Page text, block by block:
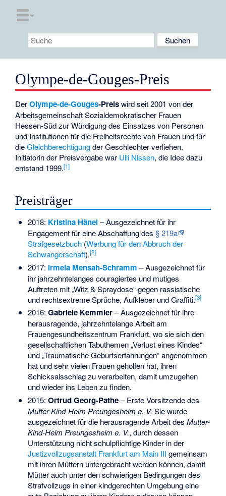
Olympe-de-Gouges-Preis
DerOlympe-de-Gouges-Preiswird seit 2001 von der
Arbeitsgemeinschaft Sozialdemokratischer Frauen
Hessen-Süd zur Würdigung des Einsatzes von Personen
und Institutionen für die Freiheitsrechte von Frauen und für
dieGleichberechtigungder Geschlechter verliehen.
Initiatorin der Preisvergabe war Ulli Nissen, die Idee dazu
entstand 1999.[1]
Preisträger
2018: Kristina Hänel– Ausgezeichnet für ihr
Engagement für eine Abschaffung des § 219a
Strafgesetzbuch(Werbung für den Abbruch der
Schwangerschaft).[2]
2017: Irmela Mensah-Schramm – Ausgezeichnet für
ihr jahrzehntelanges couragiertes und mutiges
Auftreten mit „Witz & Spraydose“ gegen rassistische
und rechtsextreme Sprüche, Aufkleber und Graffiti.[3]
2016: Gabriele Kemmler– Ausgezeichnet für ihre
herausragende, jahrzehntelange Arbeit am
Frauengesundheitszentrum Frankfurt, wo sie sich den
gesellschaftlichen Tabuthemen „Verlust eines Kindes“
und „Traumatische Geburtserfahrungen“ angenommen
hat und sehr vielen Frauen geholfen hat, ihren
Schicksalsschlag zu verarbeiten, damit umzugehen
und wieder ins Leben zu finden.
2015: Ortrud Georg-Pathe– Erste Vorsitzende des
Mutter-Kind-Heim Preungesheim e. V. Sie wurde
ausgezeichnet für die herausragende Arbeit des Mutter-
Kind-Heim Preungesheim e. V., durch dessen
Unterstützung nicht schulpflichtige Kinder in der
Justizvollzugsanstalt Frankfurt am Main III gemeinsam
mit ihren Müttern untergebracht werden können, damit
Mütter auch unter den schwierigen Bedingungen des
Strafvollzugs in einer kindgerechten Umgebung eine